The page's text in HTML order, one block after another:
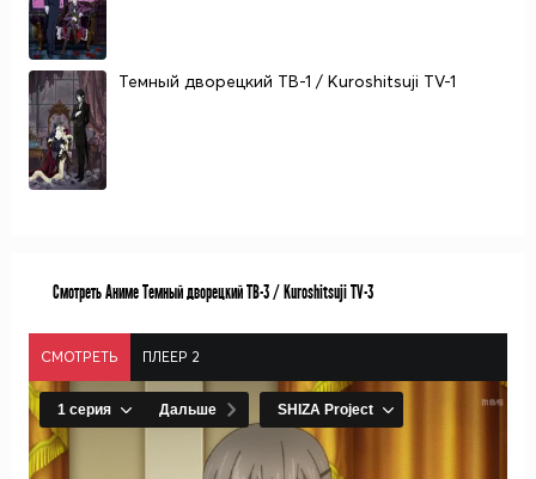
Темный дворецкий ТВ-1 / Kuroshitsuji TV-1
Смотреть Аниме Темный дворецкий ТВ-3 / Kuroshitsuji TV-3
СМОТРЕТЬ ПЛЕЕР 2